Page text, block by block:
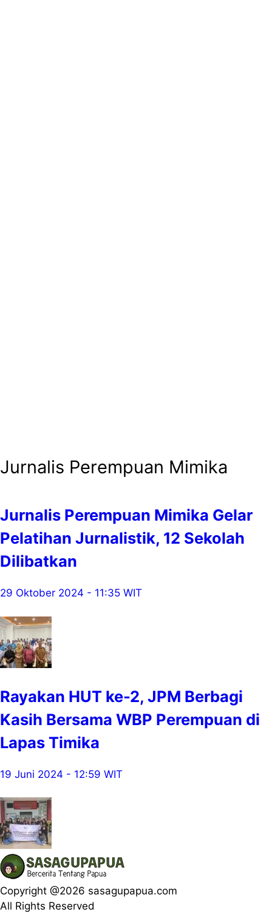
Jurnalis Perempuan Mimika
Jurnalis Perempuan Mimika Gelar
Pelatihan Jurnalistik, 12 Sekolah
Dilibatkan
29 Oktober 2024 - 11:35 WIT
Rayakan HUT ke-2, JPM Berbagi
Kasih Bersama WBP Perempuan di
Lapas Timika
19 Juni 2024 - 12:59 WIT
Copyright @2026 sasagupapua.com
All Rights Reserved